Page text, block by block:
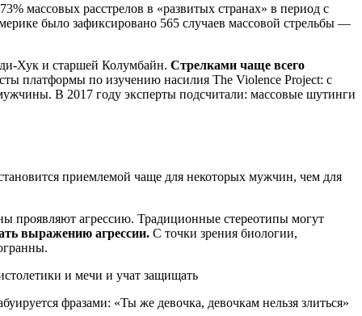
массовых расстрелов в «развитых странах» в период с
было зафиксировано 565 случаев массовой стрельбы —
Хук и старшей Колумбайн. Стрелками чаще всего
платформы по изучению насилия The Violence Project: с
В 2017 году эксперты подсчитали: массовые шутинги
приемлемой чаще для некоторых мужчин, чем для
проявляют агрессию. Традиционные стереотипы могут
выражению агрессии. С точки зрения биологии,
и мечи и учат защищать
фразами: «Ты же девочка, девочкам нельзя злиться»